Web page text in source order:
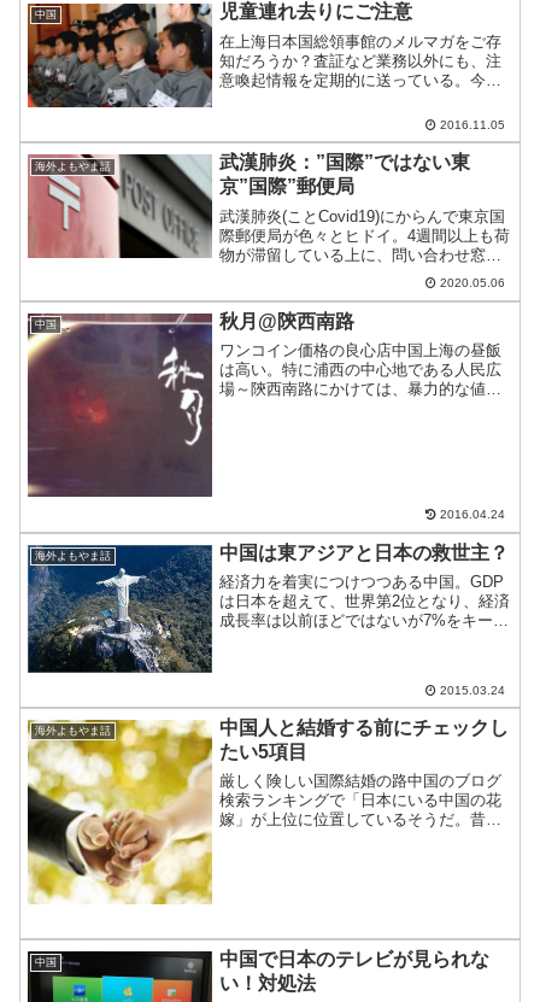
中国 児童連れ去りにご注意
在上海日本国総領事館のメルマガをご存
知だろうか？査証など業務以外にも、注
意喚起情報を定期的に送っている。今日
2016.11.05
海外よもやま話
武漢肺炎：”国際”ではない東
京”国際”郵便局
武漢肺炎(ことCovid19)にからんで東京国
際郵便局が色々とヒドイ。4週間以上も荷
物が滞留している上に、問い合わせ窓口
2020.05.06
中国 秋月@陝西南路
ワンコイン価格の良心店中国上海の昼飯
は高い。特に浦西の中心地である人民広
場～陝西南路にかけては、暴力的な値段
2016.04.24
海外よもやま話 中国は東アジアと日本の救世主？
経済力を着実につけつつある中国。GDP
は日本を超えて、世界第2位となり、経済
成長率は以前ほどではないが7%をキープ
2015.03.24
海外よもやま話
中国人と結婚する前にチェックし
たい5項目
厳しく険しい国際結婚の路中国のブログ
検索ランキングで「日本にいる中国の花
嫁」が上位に位置しているそうだ。昔に
中国
中国で日本のテレビが見られな
い！対処法